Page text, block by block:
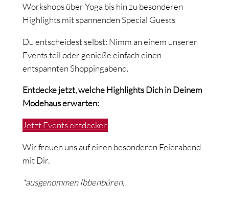
Workshops über Yoga bis hin zu besonderen
Highlights mit spannenden Special Guests
Du entscheidest selbst: Nimm an einem unserer
Events teil oder genieße einfach einen
entspannten Shoppingabend.
Entdecke jetzt, welche Highlights Dich in Deinem
Modehaus erwarten:
Jetzt Events entdecken
Wir freuen uns auf einen besonderen Feierabend
mit Dir.
*ausgenommen Ibbenbüren.